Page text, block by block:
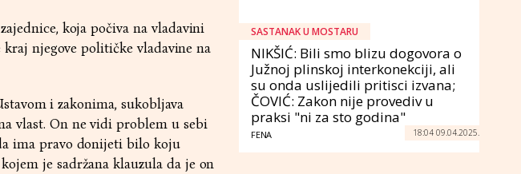
koja počiva na vladavini
njegove političke vladavine na
i zakonima, sukobljava
vlast. On ne vidi problem u sebi
ima pravo donijeti bilo koju
je sadržana klauzula da je on
SASTANAK U MOSTARU
NIKŠIĆ: Bili smo blizu dogovora o
Južnoj plinskoj interkonekciji, ali
su onda uslijedili pritisci izvana;
ČOVIĆ: Zakon nije provediv u
praksi "ni za sto godina"
FENA 18:04 09.04.2025.